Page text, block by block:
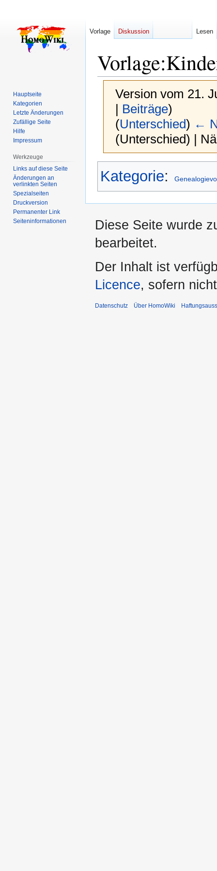
Vorlage:
Version vom 21.
| Beiträge)
(Unterschied) ←
(Unterschied) |
Navigation
Suche
Kategorie:
Vorlage Diskussion Lesen
Hauptseite
Kategorien
Letzte Änderungen
Zufällige Seite
Hilfe
Impressum
Werkzeuge
Links auf diese Seite
Änderungen an
verlinkten Seiten
Spezialseiten
Druckversion
Permanenter Link
Seiten­­informationen
Diese Seite wurde
bearbeitet.
Der Inhalt ist
Licence, sofern
Datenschutz Über HomoWiki